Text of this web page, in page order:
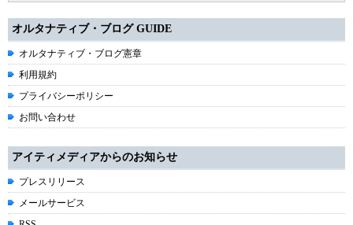
オルタナティブ・ブログ GUIDE
オルタナティブ・ブログ憲章
利用規約
プライバシーポリシー
お問い合わせ
アイティメディアからのお知らせ
プレスリリース
メールサービス